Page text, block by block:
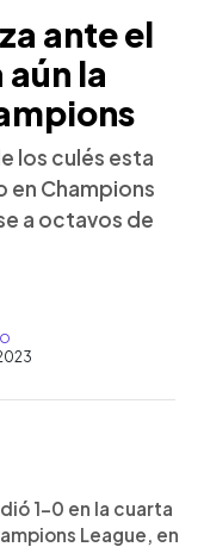
ante el
la
los culés esta
Champions
a octavos de
1-0 en la cuarta
League, en